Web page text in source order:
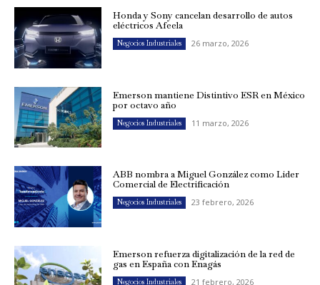
Honda y Sony cancelan desarrollo de autos
eléctricos Afeela
Negocios Industriales 26 marzo, 2026
Emerson mantiene Distintivo ESR en México
por octavo año
Negocios Industriales 11 marzo, 2026
ABB nombra a Miguel González como Líder
Comercial de Electrificación
Negocios Industriales 23 febrero, 2026
Emerson refuerza digitalización de la red de
gas en España con Enagás
Negocios Industriales 21 febrero, 2026